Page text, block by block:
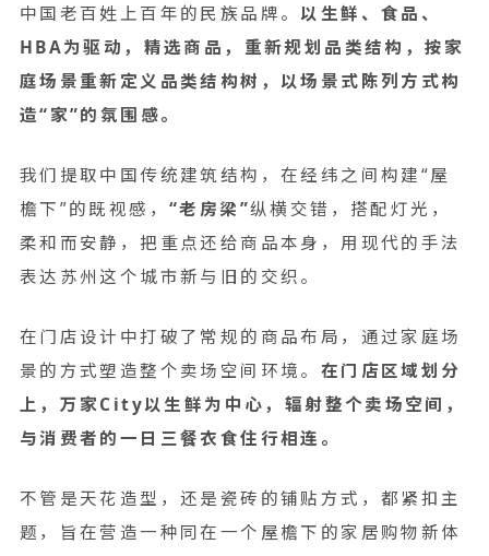
中国老百姓上百年的民族品牌。 以生鲜、食品、
HBA为驱动，精选商品，重新规划品类结构，按家
庭场景重新定义品类结构树，以场景式陈列方式构
造“家”的氛围感。
我们提取中国传统建筑结构，在经纬之间构建“屋
檐下”的既视感，“老房梁”纵横交错，搭配灯光，
柔和而安静，把重点还给商品本身，用现代的手法
表达苏州这个城市新与旧的交织。
在门店设计中打破了常规的商品布局，通过家庭场
景的方式塑造整个卖场空间环境。 在门店区域划分
上，万家City以生鲜为中心，辐射整个卖场空间，
与消费者的一日三餐衣食住行相连。
不管是天花造型，还是瓷砖的铺贴方式，都紧扣主
题，旨在营造一种同在一个屋檐下的家居购物新体